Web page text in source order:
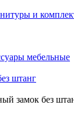
и
мебельные
штанг
замок без